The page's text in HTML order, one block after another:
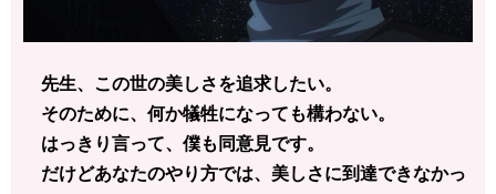
先生、この世の美しさを追求したい。
そのために、何か犠牲になっても構わない。
はっきり言って、僕も同意見です。
だけどあなたのやり方では、美しさに到達できなかっ